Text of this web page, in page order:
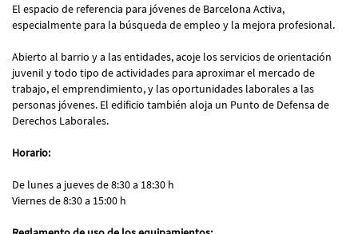
El espacio de referencia para jóvenes de Barcelona Activa,
especialmente para la búsqueda de empleo y la mejora profesional.
Abierto al barrio y a las entidades, acoje los servicios de orientación
juvenil y todo tipo de actividades para aproximar el mercado de
trabajo, el emprendimiento, y las oportunidades laborales a las
personas jóvenes. El edificio también aloja un Punto de Defensa de
Derechos Laborales.
Horario:
De lunes a jueves de 8:30 a 18:30 h
Viernes de 8:30 a 15:00 h